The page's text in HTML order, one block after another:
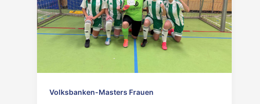
Volksbanken-Masters Frauen